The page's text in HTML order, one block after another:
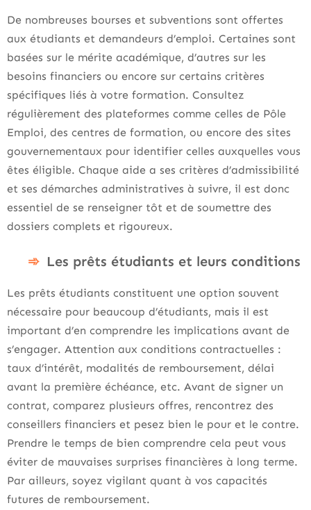
De nombreuses bourses et subventions sont offertes
aux étudiants et demandeurs d’emploi. Certaines sont
basées sur le mérite académique, d’autres sur les
besoins financiers ou encore sur certains critères
spécifiques liés à votre formation. Consultez
régulièrement des plateformes comme celles de Pôle
Emploi, des centres de formation, ou encore des sites
gouvernementaux pour identifier celles auxquelles vous
êtes éligible. Chaque aide a ses critères d’admissibilité
et ses démarches administratives à suivre, il est donc
essentiel de se renseigner tôt et de soumettre des
dossiers complets et rigoureux.
Les prêts étudiants et leurs conditions
Les prêts étudiants constituent une option souvent
nécessaire pour beaucoup d’étudiants, mais il est
important d’en comprendre les implications avant de
s’engager. Attention aux conditions contractuelles :
taux d’intérêt, modalités de remboursement, délai
avant la première échéance, etc. Avant de signer un
contrat, comparez plusieurs offres, rencontrez des
conseillers financiers et pesez bien le pour et le contre.
Prendre le temps de bien comprendre cela peut vous
éviter de mauvaises surprises financières à long terme.
Par ailleurs, soyez vigilant quant à vos capacités
futures de remboursement.